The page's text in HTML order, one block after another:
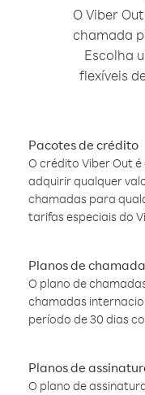
O Viber
chamada
Escolha
flexíveis
Pacotes de crédito
O crédito Viber Out
adquirir qualquer
chamadas para
tarifas especiais do
Planos de
O plano de
chamadas
período de 30 dias
Planos de
O plano de